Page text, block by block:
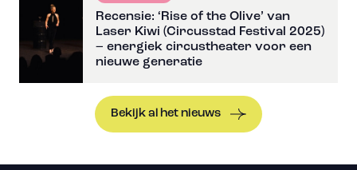
Recensie: ‘Rise of the Olive’ van
Laser Kiwi (Circusstad Festival 2025)
– energiek circustheater voor een
nieuwe generatie
Bekijk al het nieuws